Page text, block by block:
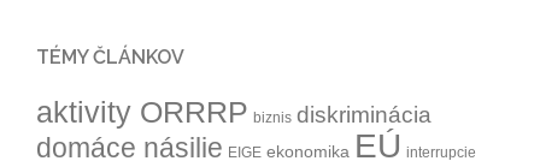
TÉMY ČLÁNKOV
aktivity ORRRP biznis diskriminácia
domáce násilie EIGE ekonomika EÚ interrupcie